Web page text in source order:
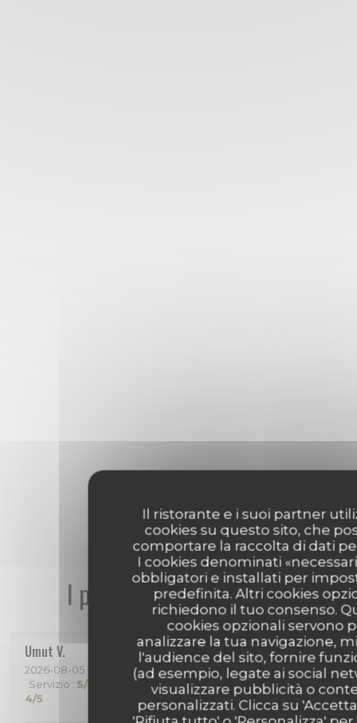
Il ristorante e i suoi partner
cookies su questo sito, che
comportare la raccolta di dati
I cookies denominati
obbligatori e installati per
predefinita. Altri cookies
richiedono il tuo consenso.
cookies opzionali servono
analizzare la tua navigazione,
l'audience del sito, fornire
(ad esempio, legate ai social
visualizzare pubblicità o
personalizzati. Clicca su
I pareri dei nostri clienti
Umut V
2026-08-05 - 19:30 - Ospiti 2
Servizio : 5/5 Atmosfera: 5/5 Cucina : 5 /5 Qualità / Prezzo :
4/5